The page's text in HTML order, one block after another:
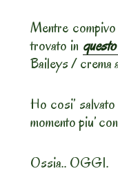
Mentre
trovato in
Baileys / crema
Ho cosi’
momento piu’
Ossia.. OGGI.